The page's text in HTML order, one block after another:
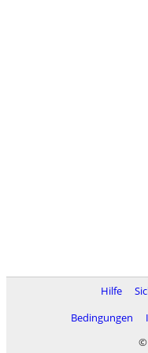
Hilfe
Bedingungen
©